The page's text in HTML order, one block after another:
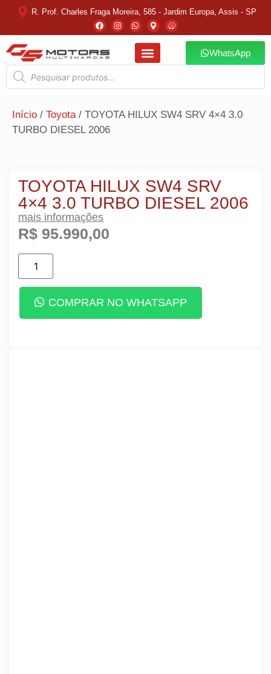
R. Prof. Charles Fraga Moreira, 585 - Jardim Europa, Assis - SP
WhatsApp
Início / Toyota/ TOYOTA HILUX SW4 SRV 4×4 3.0
TURBO DIESEL 2006
TOYOTA HILUX SW4 SRV
4×4 3.0 TURBO DIESEL 2006
mais informações
R$ 95.990,00
COMPRAR NO WHATSAPP